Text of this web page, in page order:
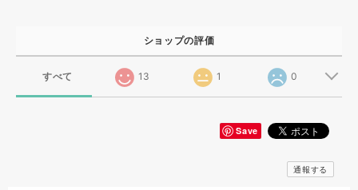
ショップの評価
すべて 13 1 0
Save
通報する